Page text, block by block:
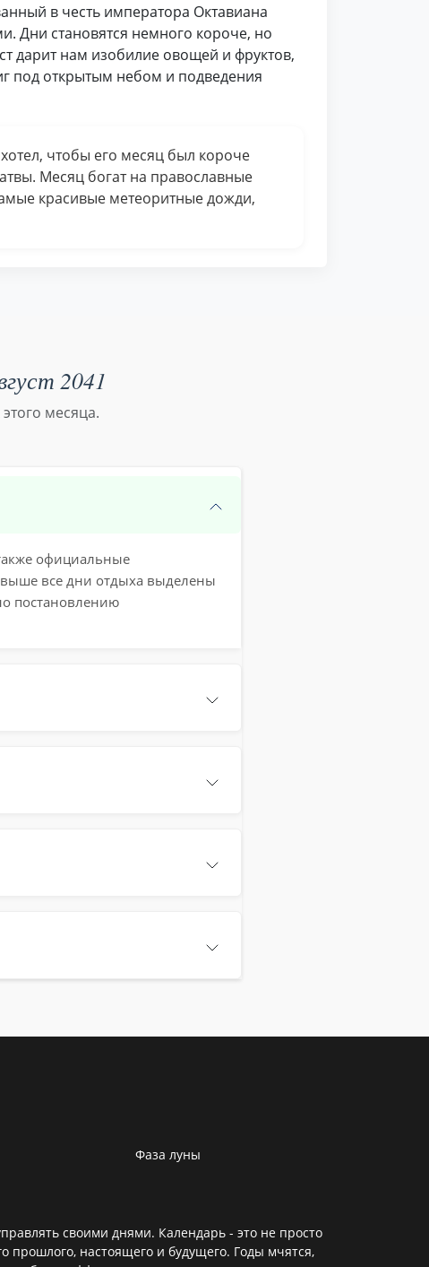
в честь императора Октавиана
Дни становятся немного короче, но
дарит нам изобилие овощей и фруктов,
под открытым небом и подведения
чтобы его месяц был короче
Месяц богат на православные
красивые метеоритные дожди,
2041
месяца.
официальные
выше все дни отдыха выделены
постановлению
Фаза луны
своими днями. Календарь - это не просто
настоящего и будущего. Годы мчятся,